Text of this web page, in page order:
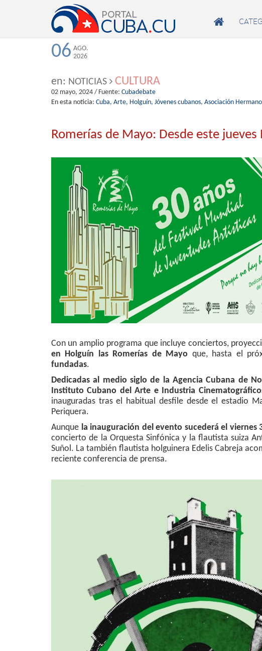

06 AGO.
2026
en: NOTICIAS CULTURA
02 mayo, 2024 / Fuente: Cubadebate
En esta noticia: Cuba, Arte, Holguín, Jóvenes cubanos, Asociación
Romerías de Mayo: Desde este
Con un amplio programa que incluye conciertos,
en Holguín las Romerías de Mayo que, hasta el
fundadas.
Dedicadas al medio siglo de la Agencia Cubana de
Instituto Cubano del Arte e Industria
inauguradas tras el habitual desfile desde el estadio
Periquera.
Aunque la inauguración del evento sucederá el viernes
concierto de la Orquesta Sinfónica y la flautista suiza
Suñol. La también flautista holguinera Edelis Cabreja
reciente conferencia de prensa.